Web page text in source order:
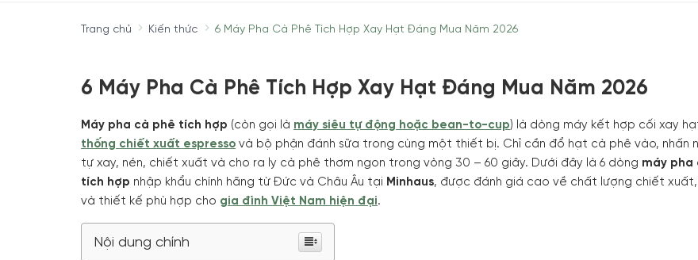
Trang chủ Kiến thức 6 Máy Pha Cà Phê Tích Hợp Xay Hạt Đáng Mua Năm 2026
6 Máy Pha Cà Phê Tích Hợp Xay Hạt Đáng Mua Năm 2026
Máy pha cà phê tích hợp (còn gọi là máy siêu tự động hoặc bean-to-cup) là dòng máy kết hợp cối xay
thống chiết xuất espresso và bộ phận đánh sữa trong cùng một thiết bị. Chỉ cần đổ hạt cà phê vào, nhấn
tự xay, nén, chiết xuất và cho ra ly cà phê thơm ngon trong vòng 30 – 60 giây. Dưới đây là 6 dòng máy pha
tích hợp nhập khẩu chính hãng từ Đức và Châu Âu tại Minhaus, được đánh giá cao về chất lượng chiết
và thiết kế phù hợp cho gia đình Việt Nam hiện đại.
Nội dung chính